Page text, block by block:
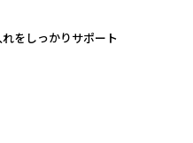
をしっかりサポート